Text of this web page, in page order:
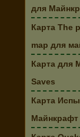
для
Карта The
map для
Карта для
Saves
Карта
Майнкрафт